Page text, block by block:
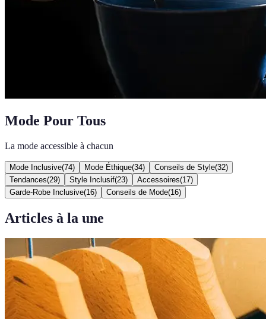
Mode Pour Tous
La mode accessible à chacun
Mode Inclusive(74) Mode Éthique(34) Conseils de Style(32)
Tendances(29) Style Inclusif(23) Accessoires(17)
Garde-Robe Inclusive(16) Conseils de Mode(16)
Articles à la une